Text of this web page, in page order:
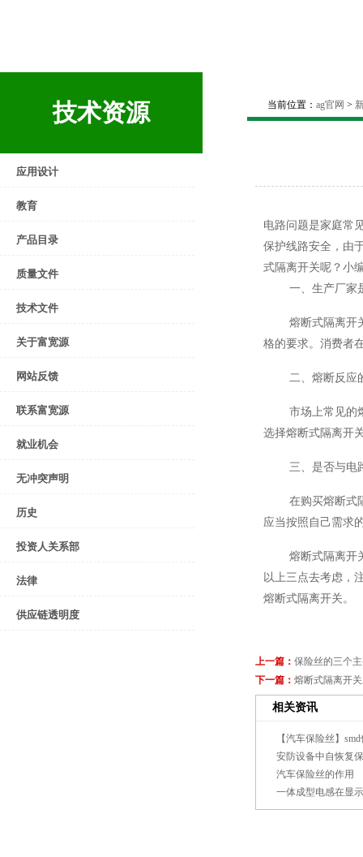
技术资源
应用设计
教育
产品目录
质量文件
技术文件
关于富宽源
网站反馈
联系富宽源
就业机会
无冲突声明
历史
投资人关系部
法律
供应链透明度
当前位置： ag官网 >
电路问题是家庭常
保护线路安全，由
式隔离开关呢？小
一、生产厂家
熔断式隔离开
格的要求。消费者
二、熔断反应
市场上常见的
选择熔断式隔离开
三、是否与电
在购买熔断式
应当按照自己需求
熔断式隔离开
以上三点去考虑，
熔断式隔离开关。
上一篇： 保险丝的三个
下一篇： 熔断式隔离开
相关资讯
【汽车保险丝】
安防设备中自恢复
汽车保险丝的作用
一体成型电感在显